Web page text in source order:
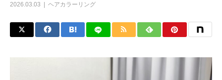
2026.03.03 ヘアカラーリング